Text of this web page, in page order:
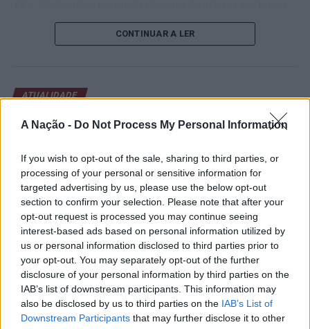
A Nação - Do Not Process My Personal Information
If you wish to opt-out of the sale, sharing to third parties, or
processing of your personal or sensitive information for
targeted advertising by us, please use the below opt-out
section to confirm your selection. Please note that after your
opt-out request is processed you may continue seeing
interest-based ads based on personal information utilized by
us or personal information disclosed to third parties prior to
your opt-out. You may separately opt-out of the further
disclosure of your personal information by third parties on the
IAB’s list of downstream participants. This information may
also be disclosed by us to third parties on the IAB’s List of
Downstream Participants that may further disclose it to other
de um lugar no quadro principal. A cerimónia de
abertura contou com a presença do presidente da
início de uma competição que voltou a colocar o
concelho no centro do calendário internacional do
ténis.
como Casper Ruud (Noruega), Alejandro Davidovich
Fokina (Espanha) e Matteo Arnaldi (Itália), a prova
apresentou um quadro competitivo de elevado nível,
liderado pelo russo Andrey Rublev, primeiro cabeça de
série, pelo italiano Luciano Darderi, pelo chileno
Alejandro Tabilo e pelo belga Alexander Blockx.
Um dos momentos mais aguardados da semana foi
também o regresso do suíço Stan Wawrinka ao Estoril,
integrado na digressão de despedida do antigo vencedor
de três torneios do Grand Slam.
CONTINUAR A LER
ATUALIDADE
Castelo Branco: “Bienal
promete afirmar artesanato,
património e inovação como
“motores de desenvolvimento
económico e cultural” do município
português
Publicado 23 horas atrás on 07/08/2026
Por Ígor Lopes